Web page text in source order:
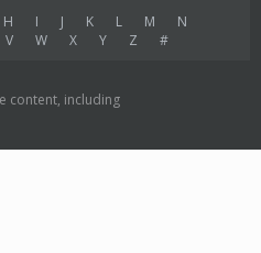
H I J K L M
N
V W X Y Z #
content, including